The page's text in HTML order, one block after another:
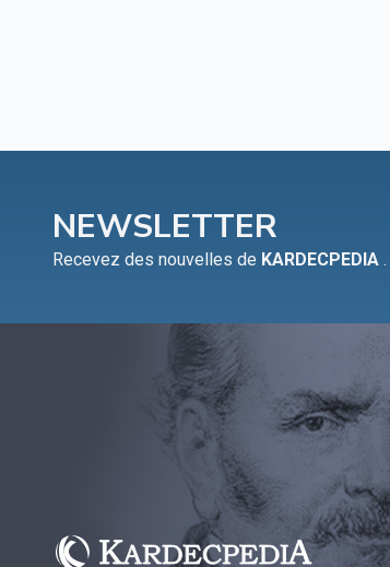
NEWSLETTER
Recevez des nouvelles de KARDECPEDIA .